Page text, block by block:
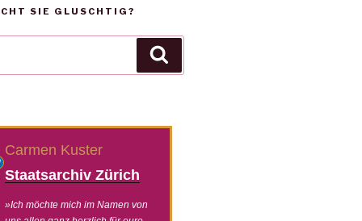
SIE GLUSCHTIG?
Carmen Kuster
Staatsarchiv Zürich
»Ich möchte mich im Namen von